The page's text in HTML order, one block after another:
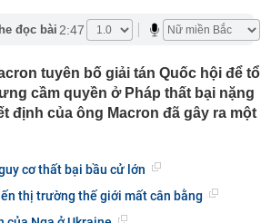
trên iPhone
theo 1 cách rất khác
tụ kim loại nặng, người Việt
dụng
sinh 34 tỉnh, thành phố sau kỳ
có hành lá?
sức khiến mối quan hệ phụ
con trẻ được hưởng lợi!
đọc bài 2:47
tuyên bố giải tán Quốc hội để tổ
cầm quyền ở Pháp thất bại nặng
định của ông Macron đã gây ra một
cơ thất bại bầu cử lớn
thị trường thế giới mất cân bằng